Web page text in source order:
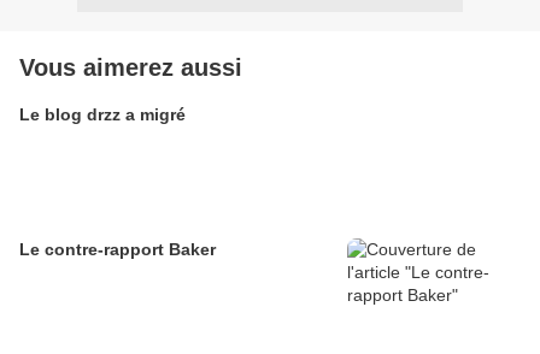
Vous aimerez aussi
Le blog drzz a migré
Le contre-rapport Baker